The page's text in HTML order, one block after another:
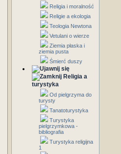
Religia i moralność
Religie a ekologia
Teologia Newtona
Vetulani o wierze
Ziemia płaska i
ziemia pusta
Śmierć duszy
Religia a
turystyka
Od pielgrzyma do
turysty
Tanatoturystyka
Turystyka
pielgrzymkowa -
bibliografia
Turystyka religijna
1